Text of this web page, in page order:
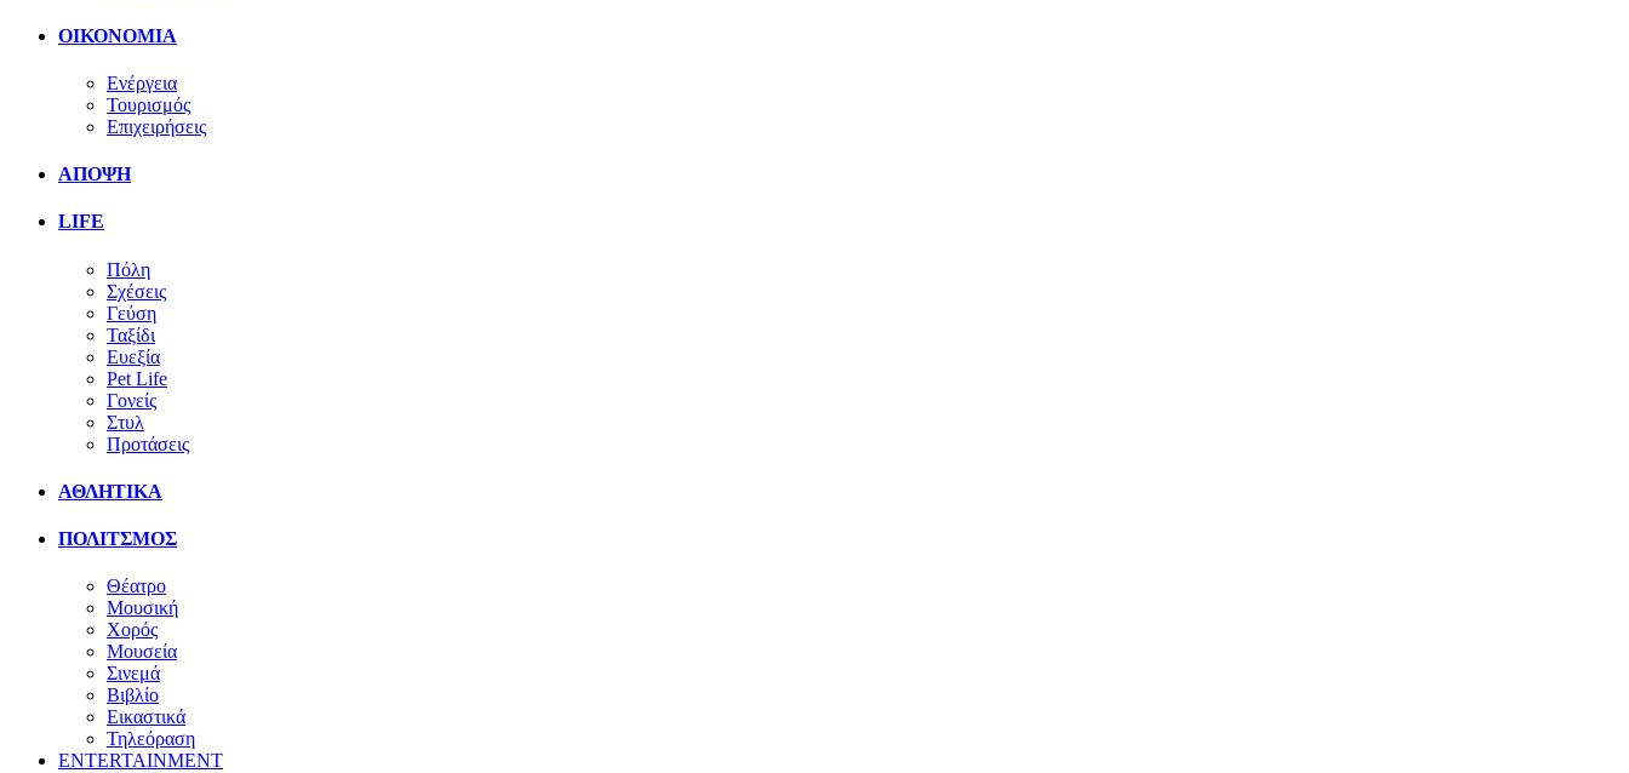
ΟΙΚΟΝΟΜΙΑ
Ενέργεια
Τουρισμός
Επιχειρήσεις
ΑΠΟΨΗ
LIFE
Πόλη
Σχέσεις
Γεύση
Ταξίδι
Ευεξία
Pet Life
Γονείς
Στυλ
Προτάσεις
ΑΘΛΗΤΙΚΑ
ΠΟΛΙΤΣΜΟΣ
Θέατρο
Μουσική
Χορός
Μουσεία
Σινεμά
Βιβλίο
Εικαστικά
Τηλεόραση
ENTERTAINMENT